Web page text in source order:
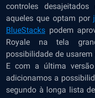
controles
aqueles que optam por
BlueStacks podem
Royale na tela
possibilidade de
E com a última
adicionamos a
segundo à longa lista